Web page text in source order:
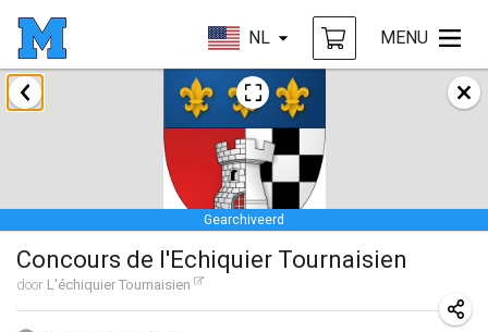
NL MENU
Gearchiveerd
Concours de l'Echiquier Tournaisien
door L'échiquier Tournaisien
januari 2019
New Year's Throw Mölkky
Tsjechië
Tournoi Mixte ASPTTOM
20 jan. 2019| Frankrijk
Tournoi d'Hiver